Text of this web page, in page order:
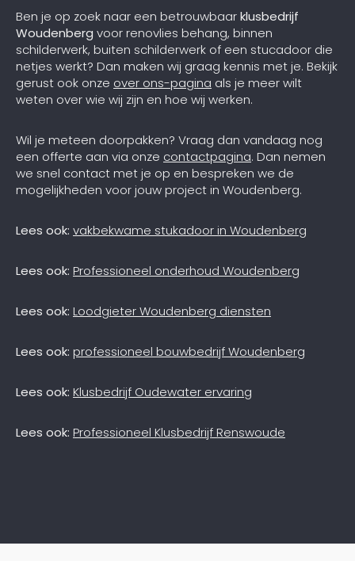
Ben je op zoek naar een betrouwbaarklusbedrijf
Woudenberg voor renovlies behang, binnen
schilderwerk, buiten schilderwerk of een stucadoor die
netjes werkt? Dan maken wij graag kennis met je. Bekijk
gerust ook onze over ons-pagina als je meer wilt
weten over wie wij zijn en hoe wij werken.
Wil je meteen doorpakken? Vraag dan vandaag nog
een offerte aan via onze contactpagina. Dan nemen
we snel contact met je op en bespreken we de
mogelijkheden voor jouw project in Woudenberg.
Lees ook: vakbekwame stukadoor in Woudenberg
Lees ook: Professioneel onderhoud Woudenberg
Lees ook: Loodgieter Woudenberg diensten
Lees ook: professioneel bouwbedrijf Woudenberg
Lees ook: Klusbedrijf Oudewater ervaring
Lees ook: Professioneel Klusbedrijf Renswoude